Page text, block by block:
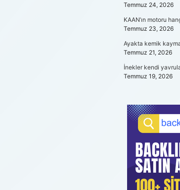
Temmuz 24, 2026
KAAN’ın motoru
Temmuz 23, 2026
Ayakta kemik
Temmuz 21, 2026
İnekler kendi
Temmuz 19, 2026